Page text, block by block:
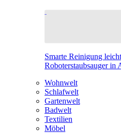
Smarte Reinigung
Roboterstaubsauger in
Wohnwelt
Schlafwelt
Gartenwelt
Badwelt
Textilien
Möbel